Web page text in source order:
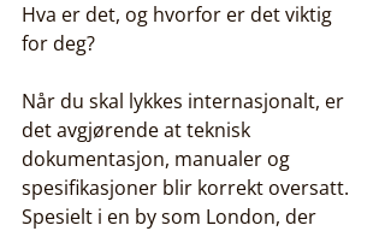
Hva er det, og hvorfor er det viktig
for deg?
Når du skal lykkes internasjonalt, er
det avgjørende at teknisk
dokumentasjon, manualer og
spesifikasjoner blir korrekt oversatt.
Spesielt i en by som London, der